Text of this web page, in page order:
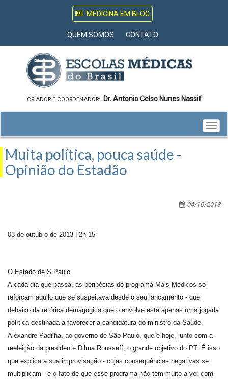
MEDICINA EM BLOG
QUEM SOMOS CONTATO
CRIADOR E COORDENADOR: Dr. Antonio Celso Nunes Nassif
Muita política, pouca saúde -
Opinião do Estadão
04/10/2013
03 de outubro de 2013 | 2h 15
O Estado de S.Paulo
A cada dia que passa, as peripécias do programa Mais Médicos só
reforçam aquilo que se suspeitava desde o seu lançamento - que
debaixo da retórica demagógica que o envolve está apenas uma jogada
política destinada a favorecer a candidatura do ministro da Saúde,
Alexandre Padilha, ao governo de São Paulo, que é hoje, junto com a
reeleição da presidente Dilma Rousseff, o grande objetivo do PT. É isso
que explica a sua improvisação - cujas consequências negativas se
multiplicam - e o fato de que esse programa não tem muito a ver com